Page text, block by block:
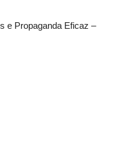
e Propaganda Eficaz –